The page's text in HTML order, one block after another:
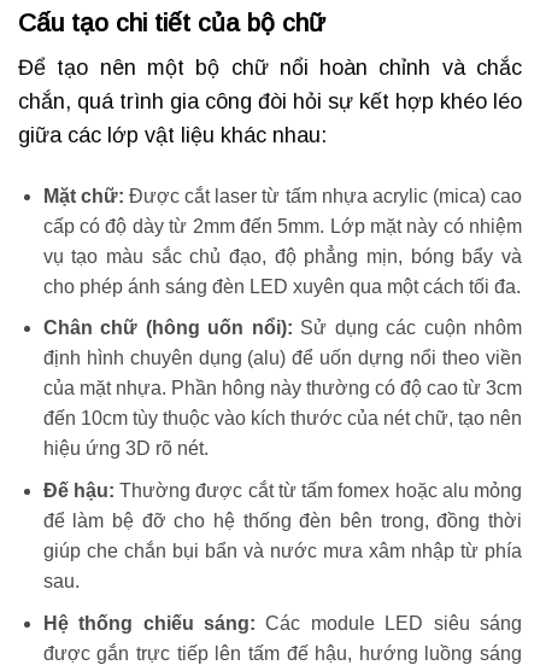
Cấu tạo chi tiết của bộ chữ
Để tạo nên một bộ chữ nổi hoàn chỉnh và chắc
chắn, quá trình gia công đòi hỏi sự kết hợp khéo léo
giữa các lớp vật liệu khác nhau:
Mặt chữ: Được cắt laser từ tấm nhựa acrylic (mica) cao
cấp có độ dày từ 2mm đến 5mm. Lớp mặt này có nhiệm
vụ tạo màu sắc chủ đạo, độ phẳng mịn, bóng bẩy và
cho phép ánh sáng đèn LED xuyên qua một cách tối đa.
Chân chữ (hông uốn nổi): Sử dụng các cuộn nhôm
định hình chuyên dụng (alu) để uốn dựng nổi theo viền
của mặt nhựa. Phần hông này thường có độ cao từ 3cm
đến 10cm tùy thuộc vào kích thước của nét chữ, tạo nên
hiệu ứng 3D rõ nét.
Đế hậu: Thường được cắt từ tấm fomex hoặc alu mỏng
để làm bệ đỡ cho hệ thống đèn bên trong, đồng thời
giúp che chắn bụi bẩn và nước mưa xâm nhập từ phía
sau.
Hệ thống chiếu sáng: Các module LED siêu sáng
được gắn trực tiếp lên tấm đế hậu, hướng luồng sáng